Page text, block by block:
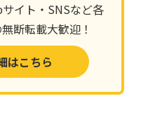
イト・SNSなど各
断転載大歓迎！
はこちら